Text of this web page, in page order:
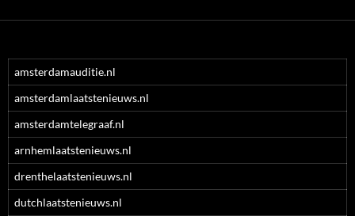
amsterdamauditie.nl
amsterdamlaatstenieuws.nl
amsterdamtelegraaf.nl
arnhemlaatstenieuws.nl
drenthelaatstenieuws.nl
dutchlaatstenieuws.nl